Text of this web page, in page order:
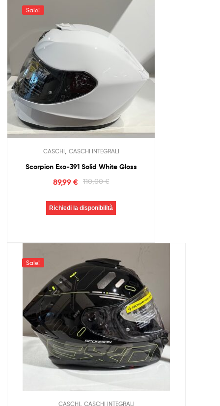
Sale!
CASCHI CASCHI INTEGRALI
Scorpion Exo-391 Solid White Gloss
110,00€
89,99€
Richiedi la disponibilità
Sale!
CASCHI CASCHI INTEGRALI